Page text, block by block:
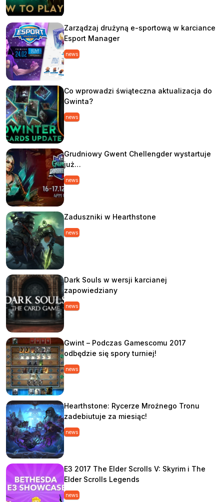
Zarządzaj drużyną e-sportową w karciance
Esport Manager
news
Co wprowadzi świąteczna aktualizacja do
Gwinta?
news
Grudniowy Gwent Chellengder wystartuje
już…
news
Zaduszniki w Hearthstone
news
Dark Souls w wersji karcianej
zapowiedziany
news
Gwint – Podczas Gamescomu 2017
odbędzie się spory turniej!
news
Hearthstone: Rycerze Mroźnego Tronu
zadebiutuje za miesiąc!
news
E3 2017 The Elder Scrolls V: Skyrim i The
Elder Scrolls Legends
news